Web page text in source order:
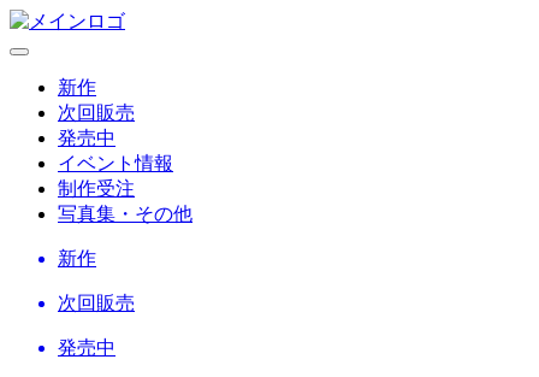
新作
次回販売
発売中
イベント情報
制作受注
写真集・その他
新作
次回販売
発売中